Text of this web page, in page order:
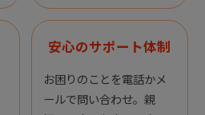
安心のサポート体制
お困りのことを電話かメ
ールで問い合わせ。親